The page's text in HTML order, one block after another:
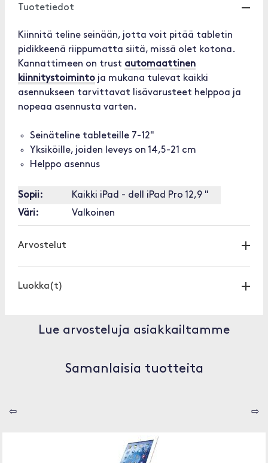
Tuotetiedot
Kiinnitä teline seinään, jotta voit pitää tabletin
pidikkeenä riippumatta siitä, missä olet kotona.
Kannattimeen on trust automaattinen
kiinnitystoiminto ja mukana tulevat kaikki
asennukseen tarvittavat lisävarusteet helppoa ja
nopeaa asennusta varten.
Seinäteline tableteille 7-12"
Yksiköille, joiden leveys on 14,5-21 cm
Helppo asennus
Sopii:
Kaikki iPad - dell iPad Pro 12,9 "
Väri:
Valkoinen
Arvostelut
Luokka(t)
Lue arvosteluja asiakkailtamme
Samanlaisia tuotteita
⇦ ⇨